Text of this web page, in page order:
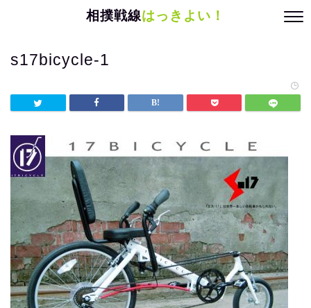
相撲戦線はっきよい！
s17bicycle-1